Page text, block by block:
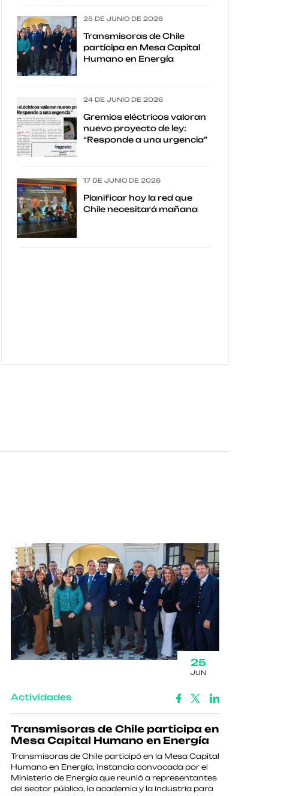
25 DE JUNIO DE 2026
Transmisoras de Chile
participa en Mesa Capital
Humano en Energía
24 DE JUNIO DE 2026
Gremios eléctricos valoran
nuevo proyecto de ley:
“Responde a una urgencia”
17 DE JUNIO DE 2026
Planificar hoy la red que
Chile necesitará mañana
25
JUN
Actividades
Transmisoras de Chile participa en
Mesa Capital Humano en Energía
Transmisoras de Chile participó en la Mesa Capital
Humano en Energía, instancia convocada por el
Ministerio de Energía que reunió a representantes
del sector público, la academia y la industria para